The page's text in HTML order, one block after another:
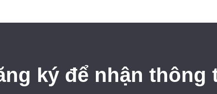
ký để nhận thông